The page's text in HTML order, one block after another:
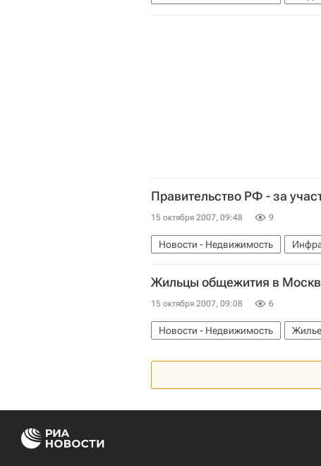
Правительство РФ - за
15 октября 2007, 09:48 9
Новости - Недвижимость
Жильцы общежития в
15 октября 2007, 09:08 6
Новости - Недвижимость Жилье